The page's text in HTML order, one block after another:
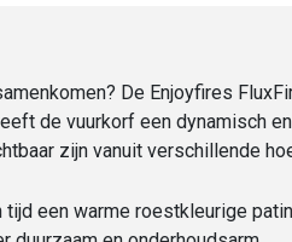
De Enjoyfires
de vuurkorf een dynamisch
zijn vanuit verschillende
een warme roestkleurige